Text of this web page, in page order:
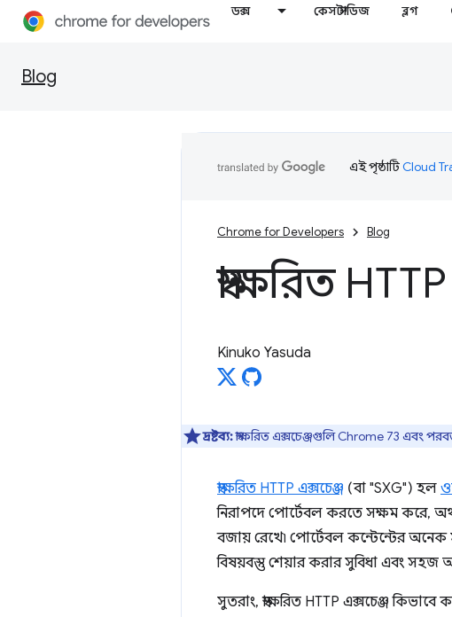
ডক্স কেস স্টাডিজ ব্লগ
Blog
এই পৃষ্ঠাটিCloud
Chrome for Developers Blog
স্বাক্ষরিত
Kinuko Yasuda
দ্রষ্টব্য:স্বাক্ষরিত এক্সচেঞ্জগুলি Chrome 73 এবং
স্বাক্ষরিত HTTP এক্সচেঞ্জ (বা "SXG") হল
নিরাপদে পোর্টেবল করতে সক্ষম করে,
বজায় রেখে৷ পোর্টেবল কন্টেন্টের অনেক
বিষয়বস্তু শেয়ার করার সুবিধা এবং সহজ
সুতরাং, স্বাক্ষরিত HTTP এক্সচেঞ্জ